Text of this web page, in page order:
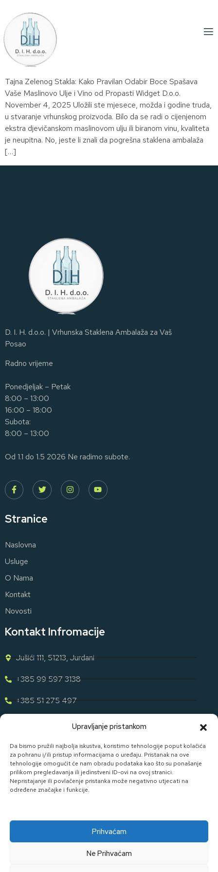
Upravljanje pristankom
Da bismo pružili najbolja iskustva, koristimo tehnologije poput kolačića
za pohranu i/ili pristup informacijama o uređaju. Pristanak na ove
tehnologije omogućit će nam obradu podataka kao što su ponašanje
prilikom pregledavanja ili jedinstveni ID-ovi na ovoj stranici.
Nepristajanje ili povlačenje pristanka može negativno utjecati na
određene značajke i funkcije.
Prihvaćam
Ne Prihvaćam
Tajna Zelenog Stakla: Kako Pravilan Odabir Boce Spašava
Vaše Maslinovo Ulje i Vino od Propasti Widget D.o.o.
November 4, 2025 Uložili ste mjesece, možda i godine truda,
u stvaranje vrhunskog proizvoda. Bilo da se radi o cijenjenom
ekstra djevičanskom maslinovom ulju ili biranom vinu, kvaliteta
je neupitna. No, jeste li znali da pogrešna staklena ambalaža
[…]
D. I. H. d.o.o. | Vrhunska Staklena Ambalaža za Vaš
Posao
Radno vrijeme
Ponedjeljak – Petak
8:00 – 13:00
16:00 – 18:00
Subota:
8:00 – 13:00
Od 1.1 do 1.5 2026 Ne radimo subote.
Stranice
Naslovna
Usluge
O Nama
Kontakt
Novosti
Kontakt Infromacije
Jušići 111, 51213, Jurdani
+385 99 597 3138
+385 51 275 497
eugen.dih@gmail.com
Naša Ponuda
Otkrijte cijelu našu ponudu u svijetu staklene ambalaže uz D. I.
H.